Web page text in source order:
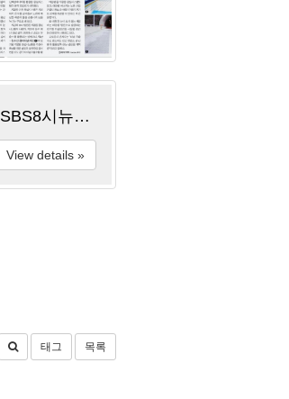
SBS8시뉴스 방송
View details »
태그 목록